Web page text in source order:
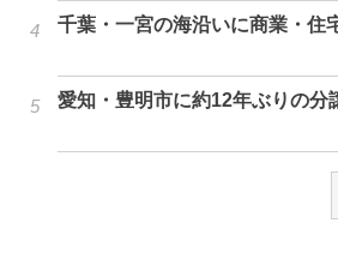
千葉・一宮の海沿いに商業・住
愛知・豊明市に約12年ぶりの分